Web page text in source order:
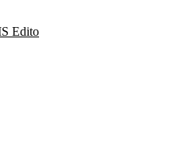
Edito